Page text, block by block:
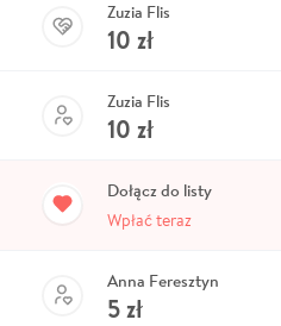
Zuzia Flis
10 zł
Zuzia Flis
10 zł
Dołącz do listy
Wpłać teraz
Anna Feresztyn
5zł